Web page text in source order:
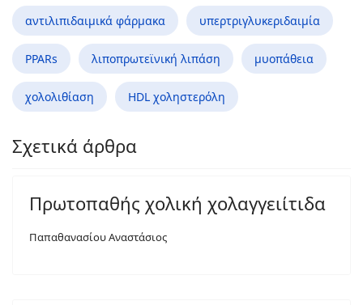
αντιλιπιδαιμικά φάρμακα υπερτριγλυκεριδαιμία
PPARs λιποπρωτεϊνική λιπάση μυοπάθεια
χολολιθίαση HDL χοληστερόλη
Σχετικά άρθρα
Πρωτοπαθής χολική χολαγγειίτιδα
Παπαθανασίου Αναστάσιος